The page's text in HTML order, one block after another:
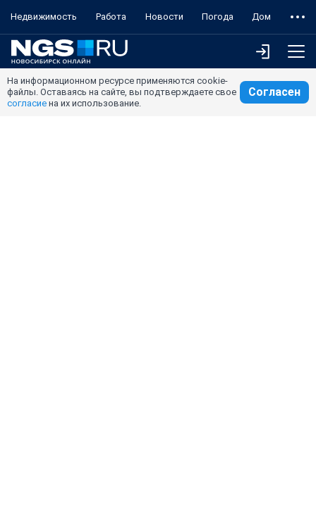
Недвижимость Работа Новости Погода Дом
На информационном ресурсе применяются cookie-
файлы. Оставаясь на сайте, вы подтверждаете свое
согласие на их использование.
Согласен